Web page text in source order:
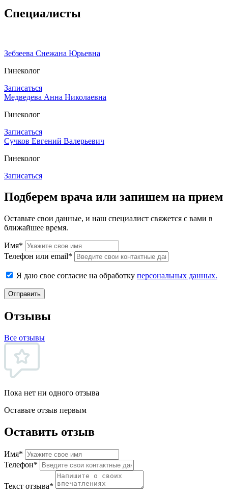
Специалисты
Зебзеева Снежана Юрьевна
Гинеколог
Записаться
Медведева Анна Николаевна
Гинеколог
Записаться
Сучков Евгений Валерьевич
Гинеколог
Записаться
Подберем врача или запишем на прием
Оставьте свои данные, и наш специалист свяжется с вами в
ближайшее время.
Имя*
Телефон или email*
Я даю свое согласие на обработку персональных данных.
Отправить
Отзывы
Все отзывы
Пока нет ни одного отзыва
Оставьте отзыв первым
Оставить отзыв
Имя*
Телефон*
Текст отзыва*